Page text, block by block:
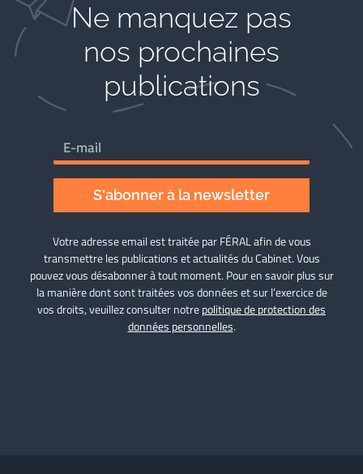
Ne manquez pas
nos prochaines
publications
S'abonner à la newsletter
Votre adresse email est traitée par FÉRAL afin de vous
transmettre les publications et actualités du Cabinet. Vous
pouvez vous désabonner à tout moment. Pour en savoir plus sur
la manière dont sont traitées vos données et sur l’exercice de
vos droits, veuillez consulter notrepolitique de protection des
données personnelles.